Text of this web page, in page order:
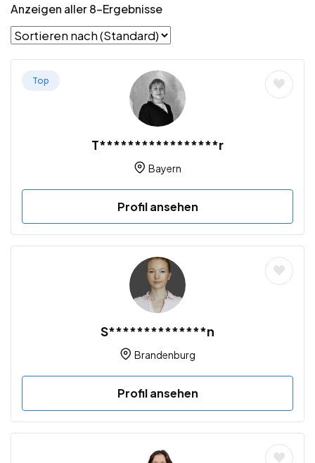
Anzeigen aller 8-Ergebnisse
Top
T*****************r
Bayern
Profil ansehen
S**************n
Brandenburg
Profil ansehen